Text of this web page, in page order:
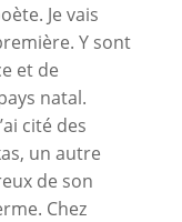
Je vais
Y sont
et de
natal.
cité des
un autre
de son
Chez